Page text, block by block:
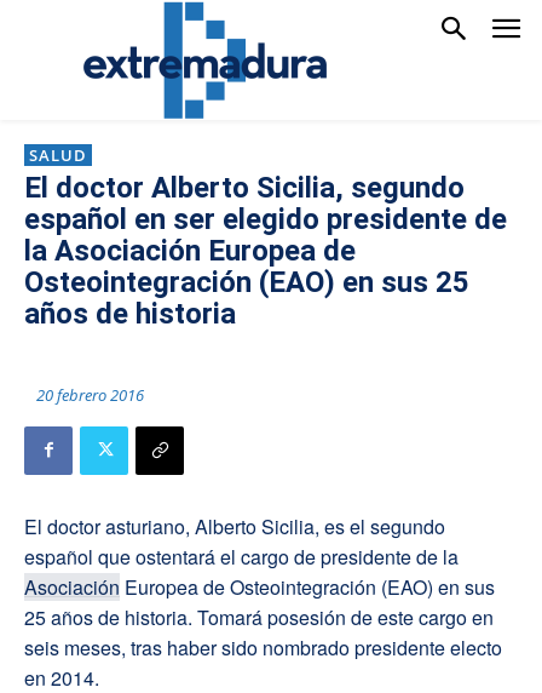
SALUD
El doctor Alberto Sicilia, segundo
español en ser elegido presidente de
la Asociación Europea de
Osteointegración (EAO) en sus 25
años de historia
20 febrero 2016
El doctor asturiano, Alberto Sicilia, es el segundo
español que ostentará el cargo de presidente de la
Asociación Europea de Osteointegración (EAO) en sus
25 años de historia. Tomará posesión de este cargo en
seis meses, tras haber sido nombrado presidente electo
en 2014.